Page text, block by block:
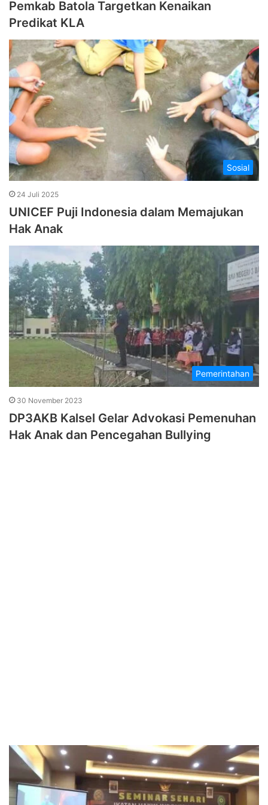
Pemkab Batola Targetkan Kenaikan
Predikat KLA
Sosial
24 Juli 2025
UNICEF Puji Indonesia dalam Memajukan
Hak Anak
Pemerintahan
30 November 2023
DP3AKB Kalsel Gelar Advokasi Pemenuhan
Hak Anak dan Pencegahan Bullying